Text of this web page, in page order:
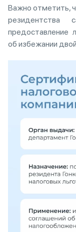
Важно отметить,
предоставление
об избежании